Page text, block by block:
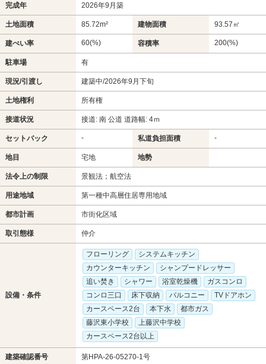
完成年 2026年9月築
土地面積 85.72m² 建物面積 93.57㎡
建ぺい率 60(%) 容積率 200(%)
駐車場 有
現況/引渡し 建築中/2026年9月下旬
土地権利 所有権
接道状況 接道: 南 公道 道路幅: 4ｍ
セットバック - 私道負担面積 -
地目 宅地 地勢
法令上の制限 景観法；航空法
用途地域 第一種中高層住居専用地域
都市計画 市街化区域
取引態様 仲介
設備・条件
フローリング
システムキッチン
カウンターキッチン
シャンプードレッサー
追い焚き
シャワー 浴室乾燥機
ガスコンロ
コンロ三口
床下収納 バルコニー
TVドアホン
カースペース2台
本下水
都市ガス
藤沢東小学校
上藤沢中学校
カースペース2台以上
建築確認番号 第HPA-26-05270-1号